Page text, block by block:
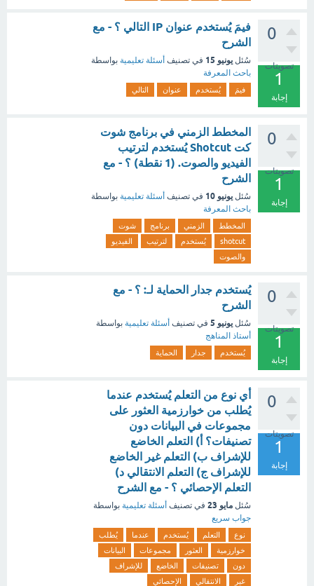
0
تصويتات
1
إجابة
فيمَ يُستخدم عنوان IP التالي ؟ - مع
الشرح
سُئل يونيو 15 في تصنيف أسئلة تعليمية بواسطة
باحث المعرفة
فيمَ يُستخدم عنوان التالي
0
تصويتات
1
إجابة
المخطط الزمني في برنامج شوت
كت Shotcut يُستخدم لترتيب
الفيديو والصوت. (1 نقطة) ؟ - مع
الشرح
سُئل يونيو 10 في تصنيف أسئلة تعليمية بواسطة
باحث المعرفة
المخطط الزمني برنامج
شوت
shotcut
يُستخدم لترتيب
الفيديو
والصوت
0
تصويتات
1
إجابة
يُستخدم جدار الحماية لـ: ؟ - مع
الشرح
سُئل يونيو 5 في تصنيف أسئلة تعليمية بواسطة
أستاذ المناهج
يُستخدم جدار الحماية
0
تصويتات
1
إجابة
أي نوع من التعلم يُستخدم عندما
يُطلب من خوارزمية العثور على
مجموعات في البيانات دون
تصنيفات؟ أ) التعلم الخاضع
للإشراف ب) التعلم غير الخاضع
للإشراف ج) التعلم الانتقالي د)
التعلم الإحصائي ؟ - مع الشرح
سُئل مايو 23 في تصنيف أسئلة تعليمية بواسطة
جواب سريع
نوع التعلم يُستخدم عندما
يُطلب
خوارزمية
العثور مجموعات
البيانات
دون
تصنيفات الخاضع
للإشراف
غير
الانتقالي الإحصائي